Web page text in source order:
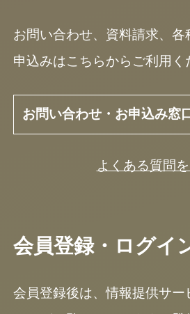
お問い合わせ、資料請求、
申込みはこちらからご利用く
お問い合わせ・お申込み窓
よくある質問
会員登録・ログイ
会員登録後は、情報提供サー